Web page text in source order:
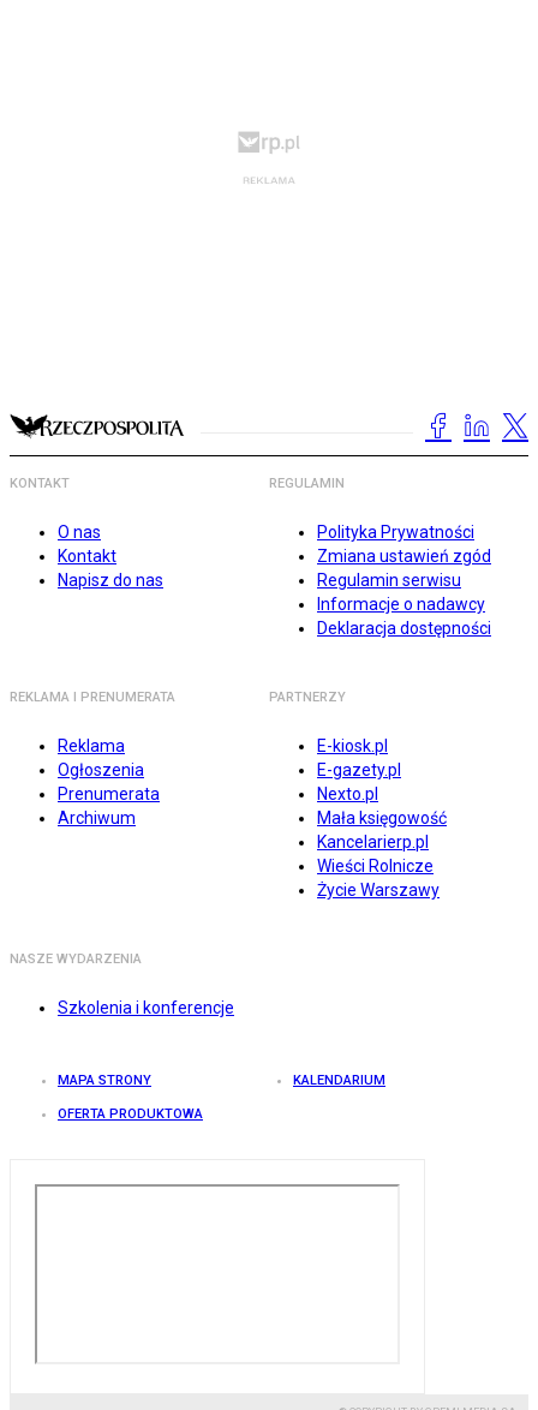
KONTAKT
O nas
Kontakt
Napisz do nas
REGULAMIN
Polityka Prywatności
Zmiana ustawień zgód
Regulamin serwisu
Informacje o nadawcy
Deklaracja dostępności
REKLAMA I PRENUMERATA
Reklama
Ogłoszenia
Prenumerata
Archiwum
PARTNERZY
E-kiosk.pl
E-gazety.pl
Nexto.pl
Mała księgowość
Kancelarierp.pl
Wieści Rolnicze
Życie Warszawy
NASZE WYDARZENIA
Szkolenia i konferencje
MAPA STRONY KALENDARIUM
OFERTA PRODUKTOWA